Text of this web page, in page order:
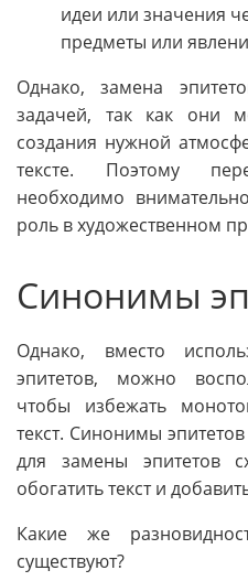
идеи или значения
предметы или
Однако, замена
задачей, так как они
создания нужной
тексте. Поэтому
необходимо
роль в художественном
Синонимы
Однако, вместо
эпитетов, можно
чтобы избежать
текст. Синонимы
для замены эпитетов
обогатить текст и
Какие же
существуют?